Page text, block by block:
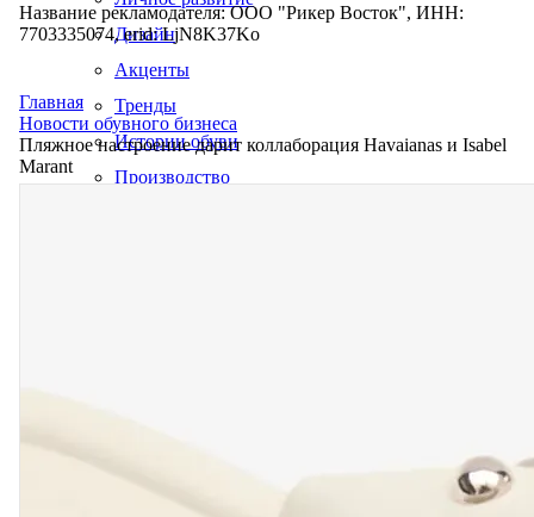
Дизайн
Акценты
Тренды
Истории обуви
Производство
Название рекламодателя: ООО "Рикер Восток", ИНН:
7703335074, erid: LjN8K37Ko
Главная
Новости обувного бизнеса
Пляжное настроение дарит коллаборация Havaianas и Isabel
Marant